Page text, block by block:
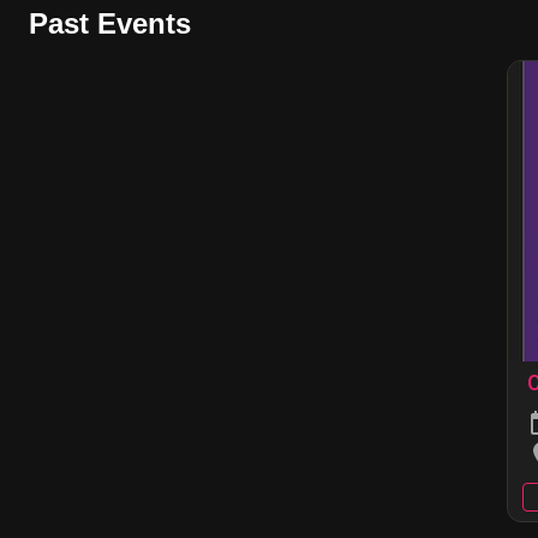
Past Events